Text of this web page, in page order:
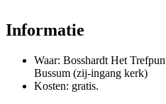
Informatie
Waar: Bosshardt Het
Bussum (zij-ingang kerk)
Kosten: gratis.